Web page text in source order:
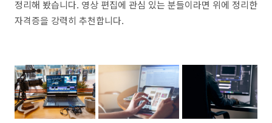
정리해 봤습니다. 영상 편집에 관심 있는 분들이라면 위에 정리한
자격증을 강력히 추천합니다.